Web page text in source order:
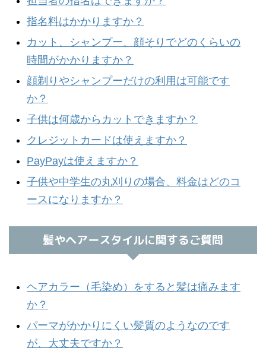
指名料はかかりますか？
カット、シャンプー、顔そりでどのくらいの
時間がかかりますか？
顔剃りやシャンプーだけの利用は可能です
か？
子供は何歳からカットできますか？
クレジットカードは使えますか？
PayPayは使えますか？
子供や中学生の丸刈りの場合、料金はどのコ
ースになりますか？
髪やヘアースタイルに関するご質問
ヘアカラー（毛染め）をすると髪は痛みます
か？
パーマがかかりにくい髪質のようなのです
が、大丈夫ですか？